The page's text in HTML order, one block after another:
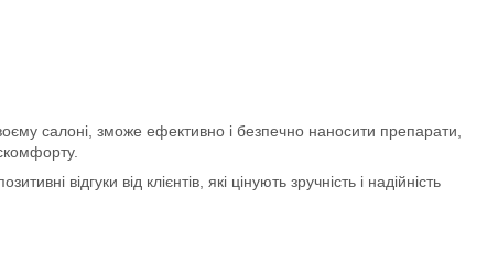
салоні, зможе ефективно і безпечно наносити препарати,
відгуки від клієнтів, які цінують зручність і надійність